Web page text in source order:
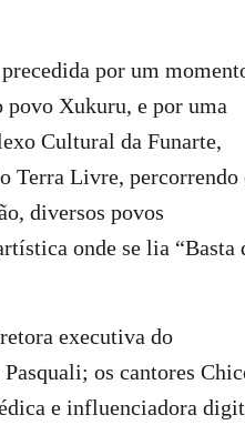
por um
Xukuru, e por uma
Cultural da Funarte,
Terra Livre, percorrendo
diversos povos
onde se lia “Basta
executiva do
os cantores
e influenciadora